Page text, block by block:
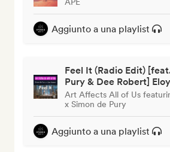
Aggiunto a una playlist
Feel It (Radio Edit)
Pury & Dee Robert]
Art Affects All of Us
x Simon de Pury
Aggiunto a una playlist